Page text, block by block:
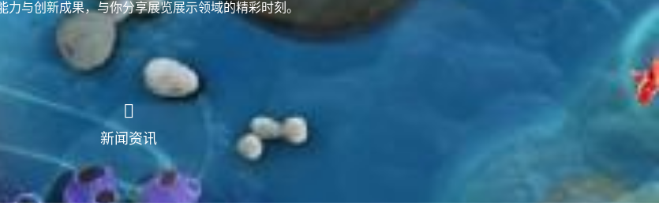
力与创新成果，与你分享展览展示领域的精彩时刻。
新闻资讯